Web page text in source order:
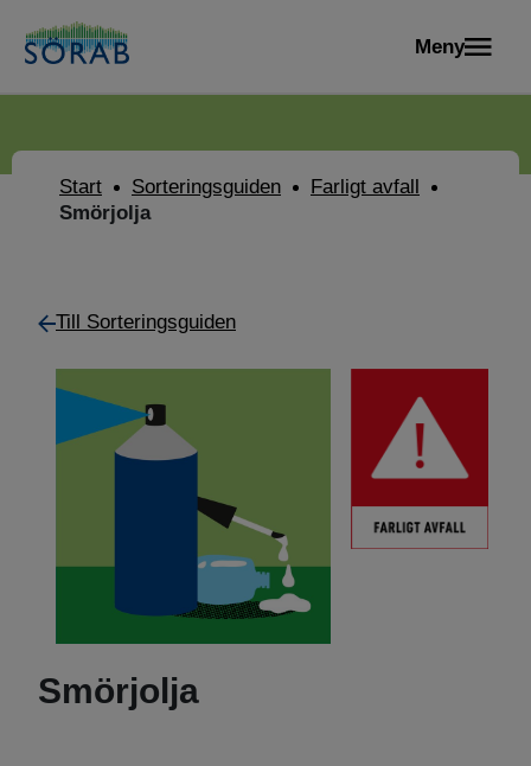
Meny
Start Sorteringsguiden
Farligt avfall
Smörjolja
Till Sorteringsguiden
Smörjolja